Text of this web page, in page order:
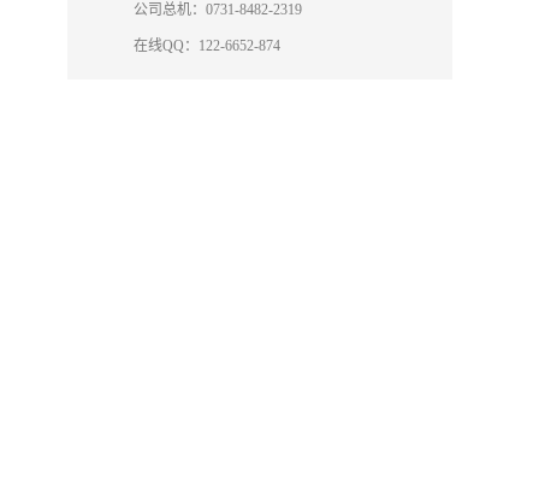
公司总机：0731-8482-2319
在线QQ：122-6652-874